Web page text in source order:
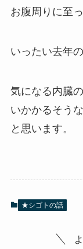
お腹周りに至
いったい去年
気になる内臓
いかかるそう
と思います。
★シゴトの話